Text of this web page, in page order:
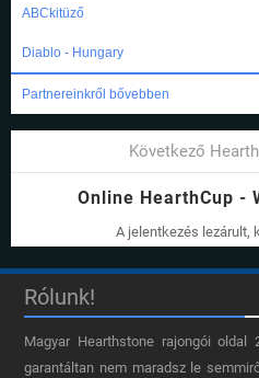
ABCkitüző
Diablo - Hungary
Partnereinkről bővebben
Következő
Online HearthCup -
A jelentkezés lezárult,
Rólunk!
Magyar Hearthstone​ rajongói
garantáltan nem maradsz le